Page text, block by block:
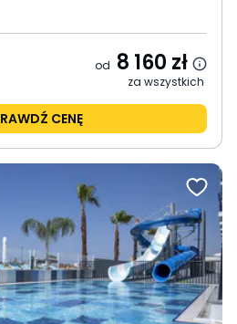
od 8 160 zł
za wszystkich
CENĘ